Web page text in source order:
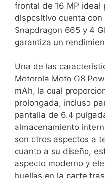
frontal de 16 MP ideal
dispositivo cuenta con
Snapdragon⁢ 665 y 4
⁤garantiza un
Una de las
Motorola Moto ⁣G8
mAh, la cual
prolongada, incluso
pantalla de 6.4
almacenamiento
son otros aspectos a
cuanto a su diseño,⁤
aspecto moderno y
huellas en la parte